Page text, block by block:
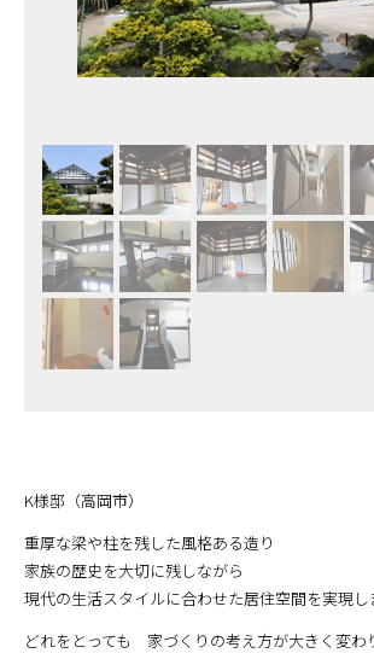
K様邸（高岡市）
重厚な梁や柱を残した風格ある造り
家族の歴史を大切に残しながら
現代の生活スタイルに合わせた居住空間を実現し
どれをとっても 家づくりの考え方が大きく変わ